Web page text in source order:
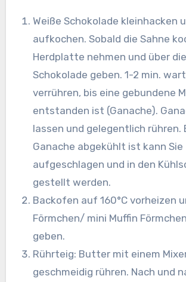
Weiße Schokolade kleinhacken
aufkochen. Sobald die Sahne
Herdplatte nehmen und über
Schokolade geben. 1-2 min.
verrühren, bis eine gebundene
entstanden ist (Ganache).
lassen und gelegentlich rühren.
Ganache abgekühlt ist kann Sie
aufgeschlagen und in den
gestellt werden.
Backofen auf 160°C vorheizen
Förmchen/ mini Muffin
geben.
Rührteig: Butter mit einem
geschmeidig rühren. Nach und